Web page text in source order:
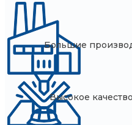
Большие
Высокое